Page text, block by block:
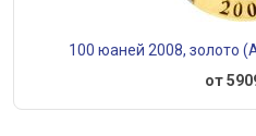
100 юаней 2008, золото
от